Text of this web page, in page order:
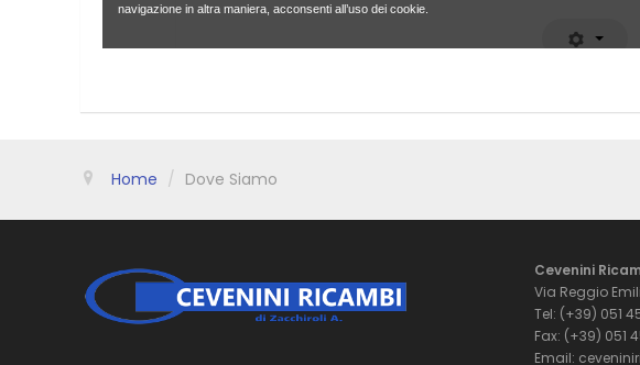
Home / Dove Siamo
Cevenini
Via Reggio
Tel: (+39) 051
Fax: (+39) 051
Email: